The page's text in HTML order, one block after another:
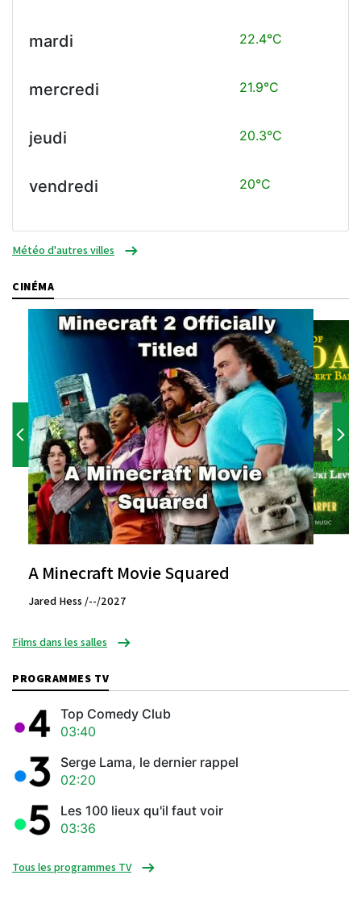
mardi 22.4°C
mercredi 21.9°C
jeudi 20.3°C
vendredi 20°C
Météo d'autres villes
CINÉMA
A Minecraft Movie Squared
Jared Hess /--/2027
Films dans les salles
PROGRAMMES TV
Top Comedy Club
03:40
Serge Lama, le dernier rappel
02:20
Les 100 lieux qu'il faut voir
03:36
Tous les programmes TV